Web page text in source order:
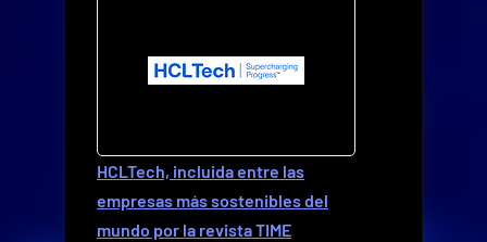
HCLTech, incluida entre las
empresas más sostenibles del
mundo por la revista TIME